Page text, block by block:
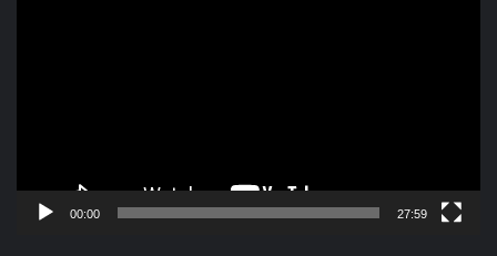
00:00 27:59